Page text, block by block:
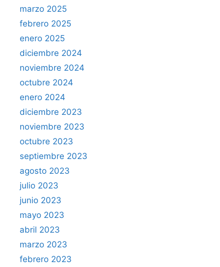
marzo 2025
febrero 2025
enero 2025
diciembre 2024
noviembre 2024
octubre 2024
enero 2024
diciembre 2023
noviembre 2023
octubre 2023
septiembre 2023
agosto 2023
julio 2023
junio 2023
mayo 2023
abril 2023
marzo 2023
febrero 2023